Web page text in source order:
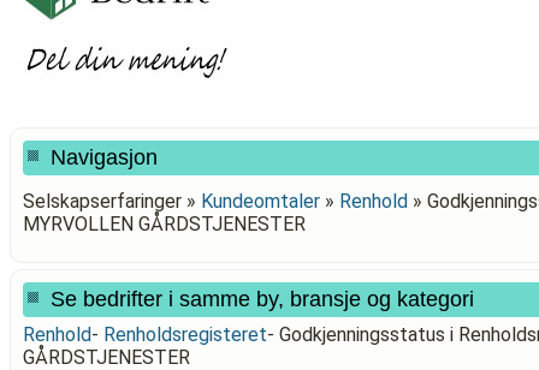
Navigasjon
Selskapserfaringer » Kundeomtaler » Renhold »
MYRVOLLEN GÅRDSTJENESTER
Se bedrifter i samme by, bransje og kategori
Renhold- Renholdsregisteret- Godkjenningsstatus i
GÅRDSTJENESTER